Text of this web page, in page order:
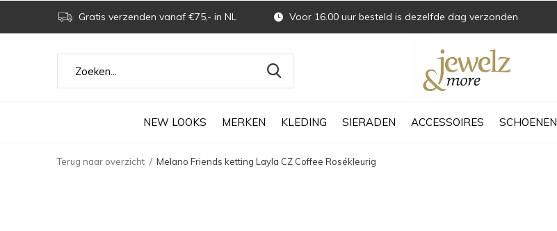
NEW LOOKS MERKEN KLEDING SIERADEN ACCESSOIRES SCHOENEN
Gratis verzenden vanaf €75,- in NL Voor 16.00 uur besteld is dezelfde dag verzonden
Terug naar overzicht Melano Friends ketting Layla CZ Coffee Rosékleurig